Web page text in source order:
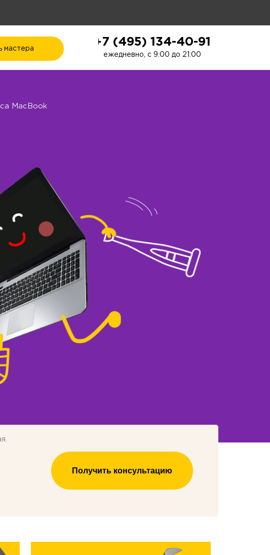
мастера
+7 (495) 134-40-91
ежедневно, с 9:00 до 21:00
MacBook
Получить консультацию